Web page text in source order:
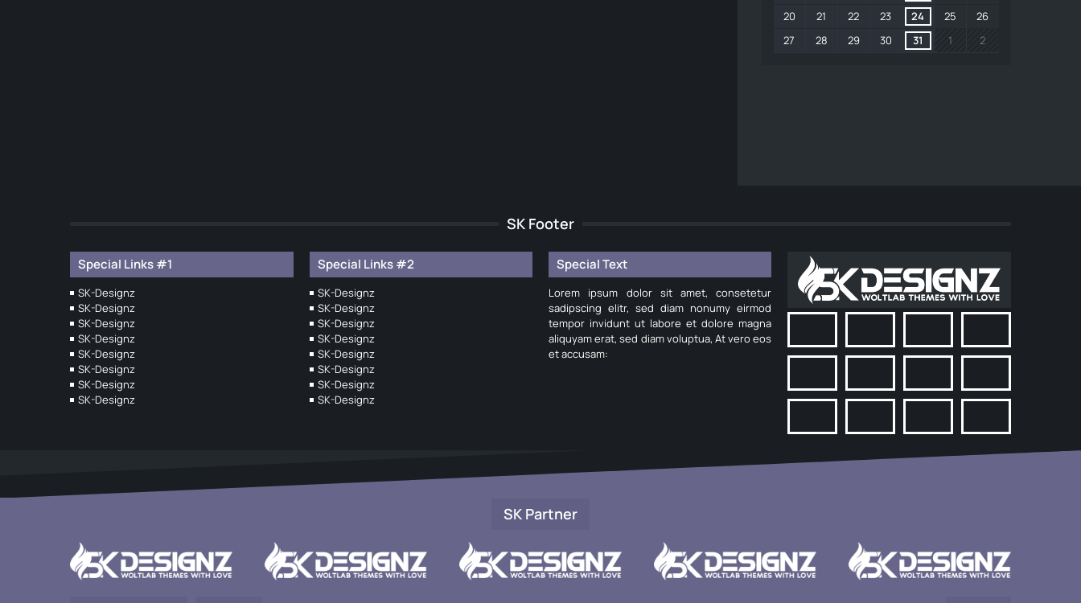
20
21 22 23 24 25
26
27
28 29 30 31 1 2
SK Footer
Special Links #1
SK-Designz
SK-Designz
SK-Designz
SK-Designz
SK-Designz
SK-Designz
SK-Designz
SK-Designz
Special Links #2
SK-Designz
SK-Designz
SK-Designz
SK-Designz
SK-Designz
SK-Designz
SK-Designz
SK-Designz
Special Text
Lorem ipsum dolor sit amet, consetetur
sadipscing elitr, sed diam nonumy eirmod
tempor invidunt ut labore et dolore magna
aliquyam erat, sed diam voluptua, At vero eos
et accusam:
SK Partner